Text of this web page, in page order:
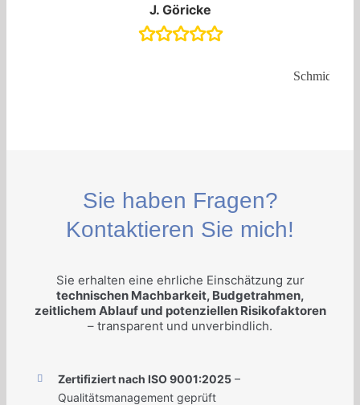
J. Göricke
Schmidt
Sie haben Fragen?
Kontaktieren Sie mich!
Sie erhalten eine ehrliche Einschätzung zur
technischen Machbarkeit, Budgetrahmen,
zeitlichem Ablauf und potenziellen Risikofaktoren
– transparent und unverbindlich.
Zertifiziert nach ISO 9001:2025–
Qualitätsmanagement geprüft